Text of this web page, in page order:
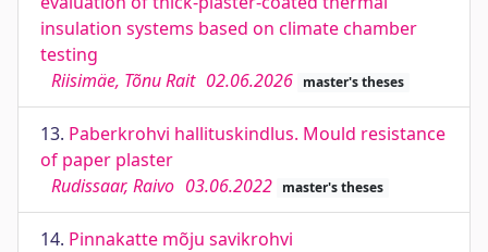
insulation systems based on climate chamber
testing
Riisimäe, Tõnu Rait 02.06.2026 master's theses
13. Paberkrohvi hallituskindlus. Mould resistance
of paper plaster
Rudissaar, Raivo 03.06.2022 master's theses
14. Pinnakatte mõju savikrohvi